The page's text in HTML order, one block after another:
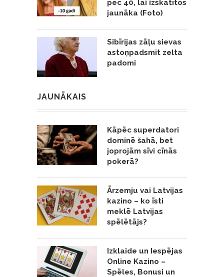
pēc 40, lai izskatītos
jaunāka (Foto)
Sibīrijas zāļu sievas
astoņpadsmit zelta
padomi
JAUNĀKAIS
Kāpēc superdatori
dominē šahā, bet
joprojām sīvi cīnās
pokerā?
Ārzemju vai Latvijas
kazino – ko īsti
meklē Latvijas
spēlētājs?
Izklaide un Iespējas
Online Kazino –
Spēles, Bonusi un